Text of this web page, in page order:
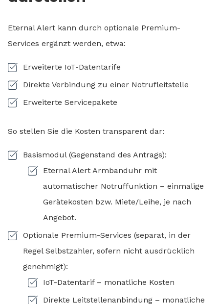
Eternal Alert kann durch optionale Premium-
Services ergänzt werden, etwa:
Erweiterte IoT-Datentarife
Direkte Verbindung zu einer Notrufleitstelle
Erweiterte Servicepakete
So stellen Sie die Kosten transparent dar:
Basismodul (Gegenstand des Antrags):
Eternal Alert Armbanduhr mit
automatischer Notruffunktion – einmalige
Gerätekosten bzw. Miete/Leihe, je nach
Angebot.
Optionale Premium-Services (separat, in der
Regel Selbstzahler, sofern nicht ausdrücklich
genehmigt):
IoT-Datentarif – monatliche Kosten
Direkte Leitstellenanbindung – monatliche